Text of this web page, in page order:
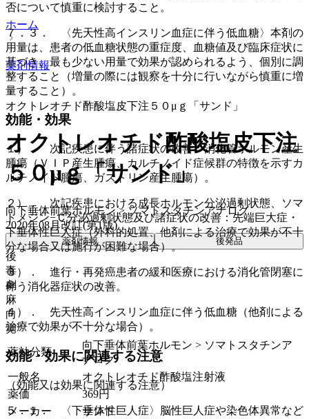
否について慎重に検討すること。
７．３． 〈先天性高インスリン血症に伴う低血糖〉本剤の
用量は、患者の低血糖状態の重症度、血糖値及び臨床症状に
基づき、最も少ない用量で効果が認められるよう、個別に調
整すること（増量の際には観察を十分に行いながら慎重に増
量すること）。
効能・効果
１）． 次記疾患に伴う諸症状の改善：消化管ホルモン産生
腫瘍（ＶＩＰ産生腫瘍、カルチノイド症候群の特徴を示すカ
ルチノイド腫瘍、ガストリン産生腫瘍）。
２）． 次記疾患における成長ホルモン分泌過剰状態、ソマ
トメジン−Ｃ分泌過剰状態及び諸症状の改善：先端巨大症・
下垂体性巨人症（外科的処置、他剤による治療で効果が不十
分な場合又は施行が困難な場合）。
３）． 進行・再発癌患者の緩和医療における消化管閉塞に
伴う消化器症状の改善。
４）． 先天性高インスリン血症に伴う低血糖（他剤による
治療で効果が不十分な場合）。
効能・効果に関連する注意
（効能又は効果に関連する注意）
５．１． 〈下垂体性巨人症〉脳性巨人症や染色体異常など
ホーム
薬剤情報
オクトレオチド酢酸塩皮下注５０μｇ「サンド」
オクトレオチド酢酸塩皮下注
５０μｇ「サンド」
向下垂体前葉ホルモン > ソマトスタチンアナログ
2020年08月改訂(第1版)
薬剤情報 後発品
後
毒
劇
麻
向
覚
薬効分類
向下垂体前葉ホルモン > ソマトスタチンア
ナログ
一般名
オクトレオチド酢酸塩注射液
薬価
369円
メーカー
サンド